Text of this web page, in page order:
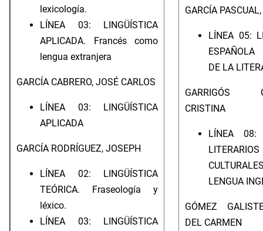
lexicología.
LÍNEA 03: LINGÜÍSTICA
APLICADA. Francés como
lengua extranjera
GARCÍA CABRERO, JOSÉ CARLOS
LÍNEA 03: LINGÜÍSTICA
APLICADA
GARCÍA RODRÍGUEZ, JOSEPH
LÍNEA 02: LINGÜÍSTICA
TEÓRICA. Fraseología y
léxico.
LÍNEA 03: LINGÜÍSTICA
GARCÍA
LÍNEA 05:
DE LA
GARRIGÓS
CRISTINA
LÍNEA 08:
LENGUA
GÓMEZ
DEL CARMEN